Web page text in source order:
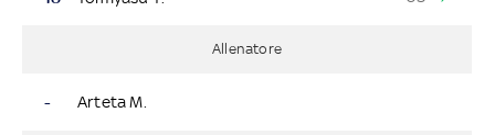
Allenatore
- Arteta M.